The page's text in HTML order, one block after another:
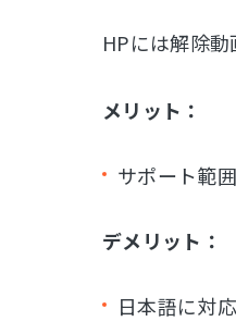
HPには解除
メリット：
サポート範
デメリット：
日本語に対